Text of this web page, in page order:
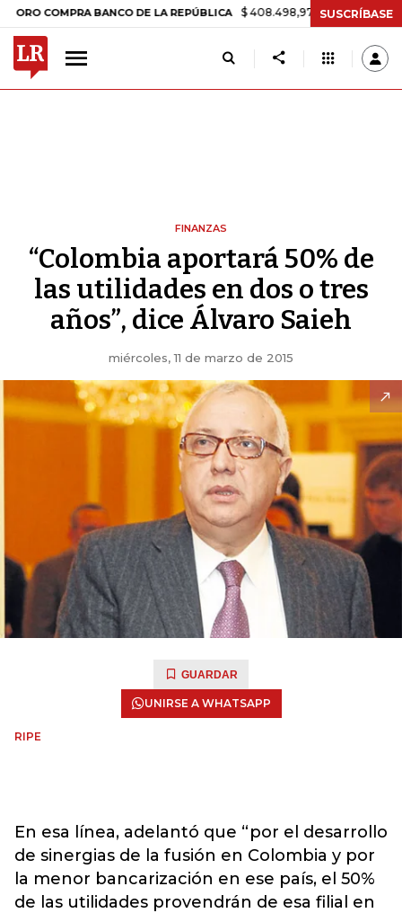
BANCO DE LA REPÚBLICA $ 408.498,97 +$ 8.753,81 +2,19%
SUSCRÍBASE
FINANZAS
“Colombia aportará 50% de
las utilidades en dos o tres
años”, dice Álvaro Saieh
miércoles, 11 de marzo de 2015
GUARDAR
UNIRSE A WHATSAPP
RIPE
En esa línea, adelantó que “por el desarrollo
de sinergias de la fusión en Colombia y por
la menor bancarización en ese país, el 50%
de las utilidades provendrán de esa filial en